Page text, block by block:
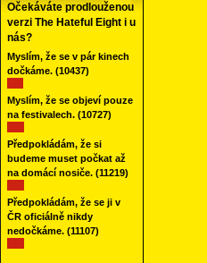
Očekáváte prodlouženou
verzi The Hateful Eight i u
nás?
Myslím, že se v pár kinech
dočkáme. (10437)
Myslím, že se objeví pouze
na festivalech. (10727)
Předpokládám, že si
budeme muset počkat až
na domácí nosiče. (11219)
Předpokládám, že se ji v
ČR oficiálně nikdy
nedočkáme. (11107)